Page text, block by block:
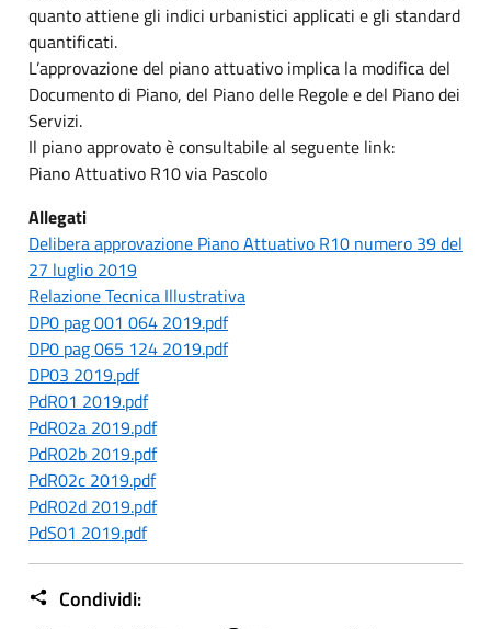
quanto attiene gli indici urbanistici applicati e gli standard
quantificati.
L’approvazione del piano attuativo implica la modifica del
Documento di Piano, del Piano delle Regole e del Piano dei
Servizi.
Il piano approvato è consultabile al seguente link:
Piano Attuativo R10 via Pascolo
Allegati
Delibera approvazione Piano Attuativo R10 numero 39 del
27 luglio 2019
Relazione Tecnica Illustrativa
DP0 pag 001 064 2019.pdf
DP0 pag 065 124 2019.pdf
DP03 2019.pdf
PdR01 2019.pdf
PdR02a 2019.pdf
PdR02b 2019.pdf
PdR02c 2019.pdf
PdR02d 2019.pdf
PdS01 2019.pdf
Condividi: